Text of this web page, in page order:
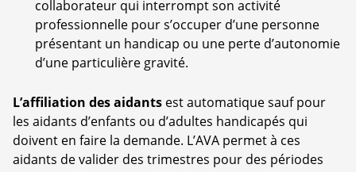
collaborateur qui interrompt son activité
professionnelle pour s’occuper d’une personne
présentant un handicap ou une perte d’autonomie
d’une particulière gravité.
L’affiliation des aidants est automatique sauf pour
les aidants d’enfants ou d’adultes handicapés qui
doivent en faire la demande. L’AVA permet à ces
aidants de valider des trimestres pour des périodes